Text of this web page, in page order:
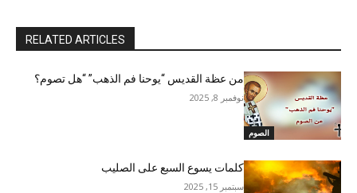
RELATED ARTICLES
الصوم
من عظة القديس “يوحنا فم الذهب” “هل تصوم؟
نوفمبر 8, 2025
كلمات يسوع السبع على الصليب
سبتمبر 15, 2025